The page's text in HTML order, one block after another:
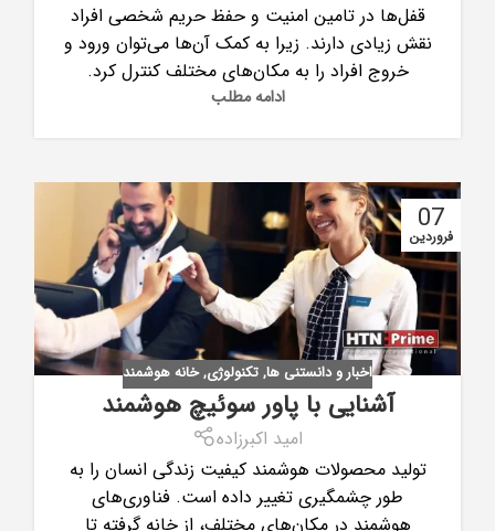
قفل‌ها در تامین امنیت و حفظ حریم شخصی افراد
نقش زیادی دارند. زیرا به کمک آن‌ها می‌توان ورود و
خروج افراد را به مکان‌های مختلف کنترل کرد.
ادامه مطلب
07
فروردین
اخبار و دانستنی ها, تکنولوژی,خانه هوشمند
آشنایی با پاور سوئیچ هوشمند
امید اکبرزاده
تولید محصولات هوشمند کیفیت زندگی انسان را به
طور چشمگیری تغییر داده است. فناوری‌های
هوشمند در مکان‌های مختلف، از خانه گرفته تا